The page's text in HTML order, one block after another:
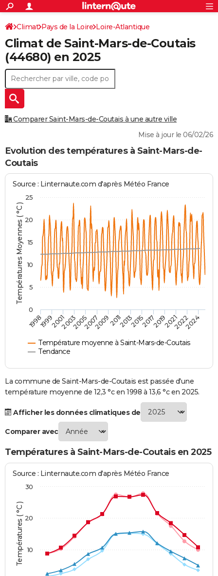
ACTUALITÉS
Politique
Société
Faits Divers
Education
Monde
Villes
+
SPORT
Coupe du monde 2026
Football
Tennis
Cyclisme
Rugby
Forum
Programme TV
TNT
Streaming
Cinéma
Sorties cinéma
Musique
+
FINANCE
Retraite
Impôts
Epargne
Immobilier
Risques naturels par ville
Banque
Assurance
Crédit
AUTO
Essais
Réserver un essai
Citadines
Berlines
SUV
Forum auto
+
HIGH-TECH
Forum
Aménagement intérieur
Extérieur
Cuisine
Salle de bains
Jardinage
Rangement
+WEEK-END
Guides de France
Escapades
Patrimoine
Expositions
Musées
Week-end nature
+
Art de vivre
Bien-être
Loisirs
Mode
Modes de vie
Alimentation
Guide de la santé
Maladies
Médicaments
Sommeil
VOYAGE
Destinations
City break
Voyage nature
Voyage de noces
Forum
Climat
PHOTO
GUIDES D'ACHAT
BONS PLANS
CARTE DE VOEUX
Carte de Noël
Carte Bonne année
Carte Saint-Valentin
Carte Pâques
Carte d'anniversaire
DICTIONNAIRE
Dictionnaire
Biographies
Citations
Expressions
Proverbes
PROGRAMME TV
COPAINS D'AVANT
S'inscrire
Se connecter
Lycées
Collèges
Primaires
Universités
Entreprises
Service militaire
Avis de recherche
AVIS DE DÉCÈS
FORUM
S'inscrire
Connexion
Climat Pays de la Loire Loire-Atlantique
Saint-Mars-de-Coutais
Climat de Saint-Mars-de-Coutais
(44680) en 2025
Comparer Saint-Mars-de-Coutais à une autre ville
Mise à jour le 06/02/26
Evolution des températures à Saint-Mars-de-
Coutais
Températures Moyennes ( °C )
Source : Linternaute.com d'après Météo France
Température moyenne à Saint-Mars-de-Coutais
Tendance
199819992001200320052007200920112013201520172019202120222024
0
5
10
15
20
25
La commune de Saint-Mars-de-Coutais est passée d'une
température moyenne de 12,3 °c en 1998 à 13,6 °c en 2025.
Afficher les données climatiques de
Comparer avec
Températures à Saint-Mars-de-Coutais en 2025
Températures ( °C )
Source : Linternaute.com d'après Météo France
10
20
30